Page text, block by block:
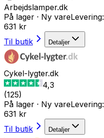
Arbejdslamper.dk
På lager · Ny vareLevering:
631 kr
Til butik
Detaljer
Cykel-lygter.dk
4,3
(125)
På lager · Ny vareLevering:
631 kr
Til butik
Detaljer